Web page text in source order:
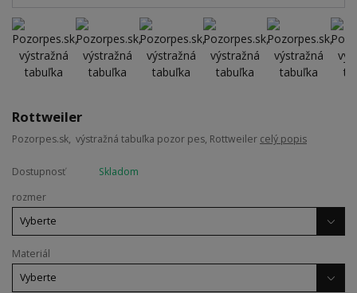
Rottweiler
Pozorpes.sk, výstražná tabuľka pozor pes, Rottweiler celý popis
Dostupnosť
Skladom
rozmer
Materiál